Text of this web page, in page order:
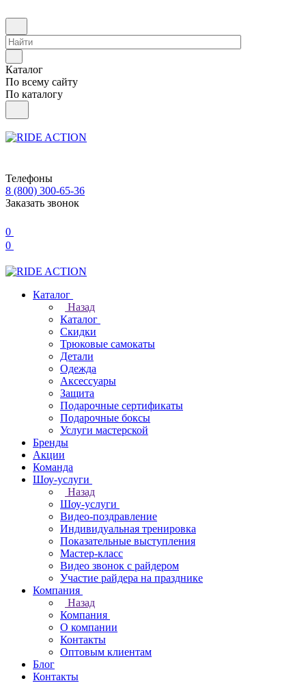
Каталог
По всему сайту
По каталогу
Телефоны
8 (800) 300-65-36
Заказать звонок
0
0
Каталог
Назад
Каталог
Скидки
Трюковые самокаты
Детали
Одежда
Аксессуары
Защита
Подарочные сертификаты
Подарочные боксы
Услуги мастерской
Бренды
Акции
Команда
Шоу-услуги
Назад
Шоу-услуги
Видео-поздравление
Индивидуальная тренировка
Показательные выступления
Мастер-класс
Видео звонок с райдером
Участие райдера на празднике
Компания
Назад
Компания
О компании
Контакты
Оптовым клиентам
Блог
Контакты